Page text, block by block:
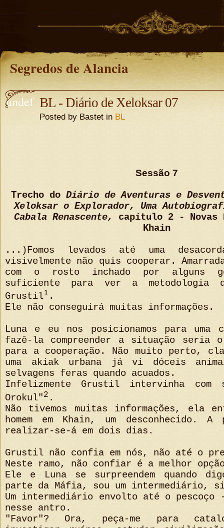
Segredos de Alancia
undef BL - Diário de Xeloksar 07
Posted by Bastet in BL
Sessão 7
Trecho do Diário de Aventuras e
Xeloksar o Explorador, Uma
Cabala Renascente, capítulo 2 - Novas
Khain
...)Fomos levados até uma
visivelmente não quis cooperar.
com o rosto inchado por alguns
suficiente para ver a metodologia
Grustil1 .
Ele não conseguirá muitas informações.
Luna e eu nos posicionamos para uma
fazê-la compreender a situação seria o
para a cooperação. Não muito perto,
uma akiak urbana já vi dóceis
selvagens feras quando acuados.
Infelizmente Grustil intervinha com
Orokul"2 .
Não tivemos muitas informações, ela
homem em Khain, um desconhecido. A
realizar-se-á em dois dias.
Grustil não confia em nós, não até o
Neste ramo, não confiar é a melhor
Ele e Luna se surpreendem quando
parte da Máfia, sou um intermediário,
Um intermediário envolto até o
nesse antro.
"Favor"? Ora, peça-me para